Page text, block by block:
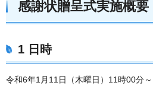
感謝状贈呈式実施概要
1 日時
令和6年1月11日（木曜日）11時00分